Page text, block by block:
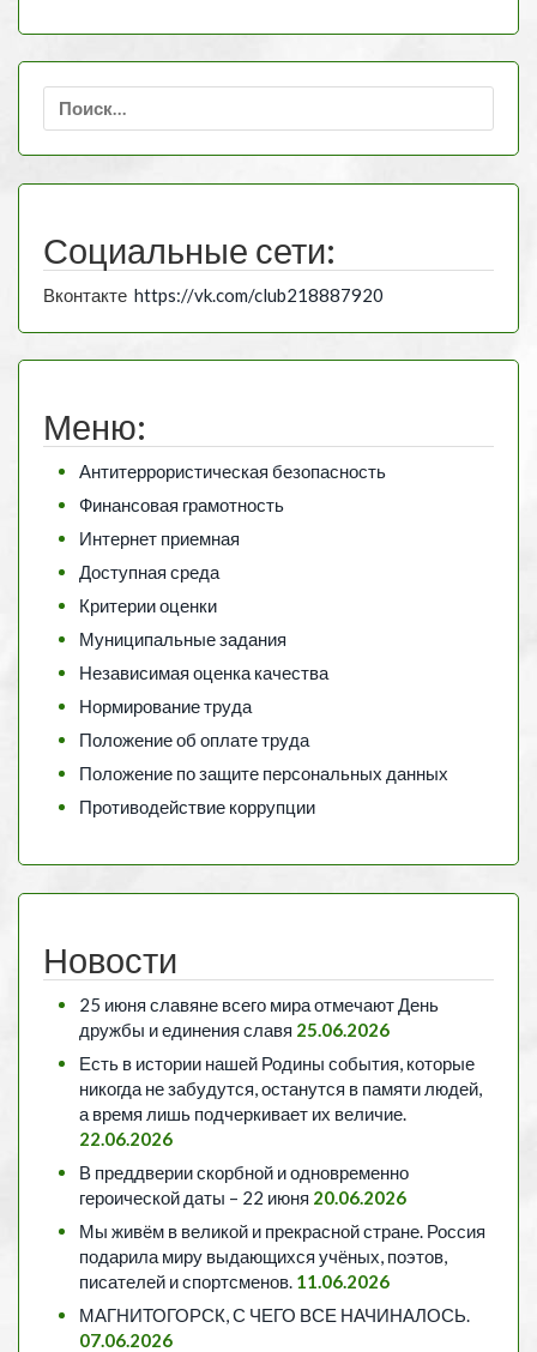
Найти:
Социальные сети:
Вконтакте https://vk.com/club218887920
Меню:
Антитеррористическая безопасность
Финансовая грамотность
Интернет приемная
Доступная среда
Критерии оценки
Муниципальные задания
Независимая оценка качества
Нормирование труда
Положение об оплате труда
Положение по защите персональных данных
Противодействие коррупции
Новости
25 июня славяне всего мира отмечают День
дружбы и единения славя 25.06.2026
Есть в истории нашей Родины события, которые
никогда не забудутся, останутся в памяти людей,
а время лишь подчеркивает их величие.
22.06.2026
В преддверии скорбной и одновременно
героической даты – 22 июня 20.06.2026
Мы живём в великой и прекрасной стране. Россия
подарила миру выдающихся учёных, поэтов,
писателей и спортсменов. 11.06.2026
МАГНИТОГОРСК, С ЧЕГО ВСЕ НАЧИНАЛОСЬ.
07.06.2026